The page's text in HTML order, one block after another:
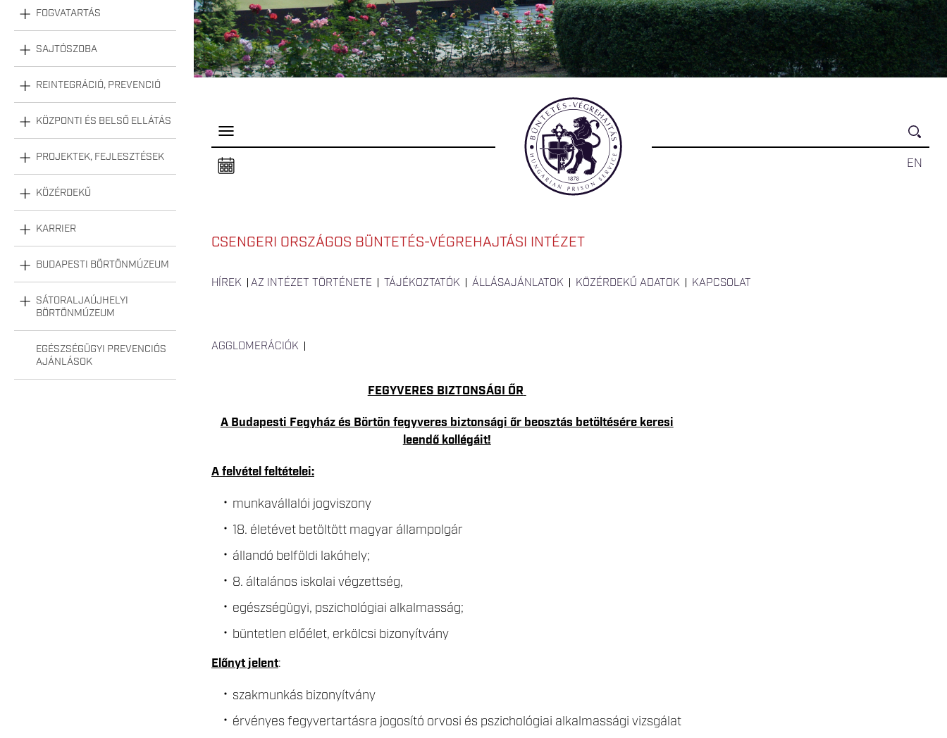
FOGVATARTÁS
SAJTÓSZOBA
REINTEGRÁCIÓ, PREVENCIÓ
KÖZPONTI ÉS BELSŐ ELLÁTÁS
PROJEKTEK, FEJLESZTÉSEK
KÖZÉRDEKŰ
KARRIER
BUDAPESTI BÖRTÖNMÚZEUM
SÁTORALJAÚJHELYI
BÖRTÖNMÚZEUM
EGÉSZSÉGÜGYI PREVENCIÓS
AJÁNLÁSOK
EN
P
e
l
s
a
CSENGERI ORSZÁGOS BÜNTETÉS-VÉGREHAJTÁSI INTÉZET
HÍREK AZ INTÉZET TÖRTÉNETE TÁJÉKOZTATÓK ÁLLÁSAJÁNLATOK KÖZÉRDEKŰ ADATOK KAPCSOLAT
AGGLOMERÁCIÓK
FEGYVERES BIZTONSÁGI ŐR
A Budapesti Fegyház és Börtön fegyveres biztonsági őr beosztás betöltésére keresi
leendő kollégáit!
A felvétel feltételei:
munkavállalói jogviszony
18. életévet betöltött magyar állampolgár
állandó belföldi lakóhely;
8. általános iskolai végzettség,
egészségügyi, pszichológiai alkalmasság;
büntetlen előélet, erkölcsi bizonyítvány
Előnyt jelent:
szakmunkás bizonyítvány
érvényes fegyvertartásra jogosító orvosi és pszichológiai alkalmassági vizsgálat